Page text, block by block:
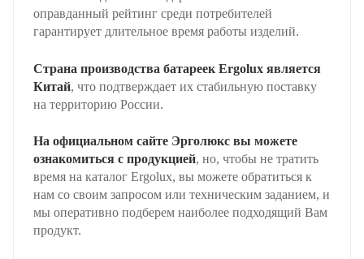
оправданный рейтинг среди потребителей
гарантирует длительное время работы изделий.
Страна производства батареек Ergolux является
Китай, что подтверждает их стабильную поставку
на территорию России.
На официальном сайте Эрголюкс вы можете
ознакомиться с продукцией, но, чтобы не тратить
время на каталог Ergolux, вы можете обратиться к
нам со своим запросом или техническим заданием, и
мы оперативно подберем наиболее подходящий Вам
продукт.